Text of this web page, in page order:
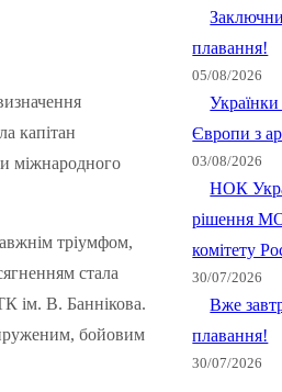
капітан
міжнародного
тріумфом,
стала
ім. В. Баннікова.
бойовим
плавання!
05/08/2026
Європи з
03/08/2026
НОК
рішення
комітету
30/07/2026
Вже
плавання!
30/07/2026